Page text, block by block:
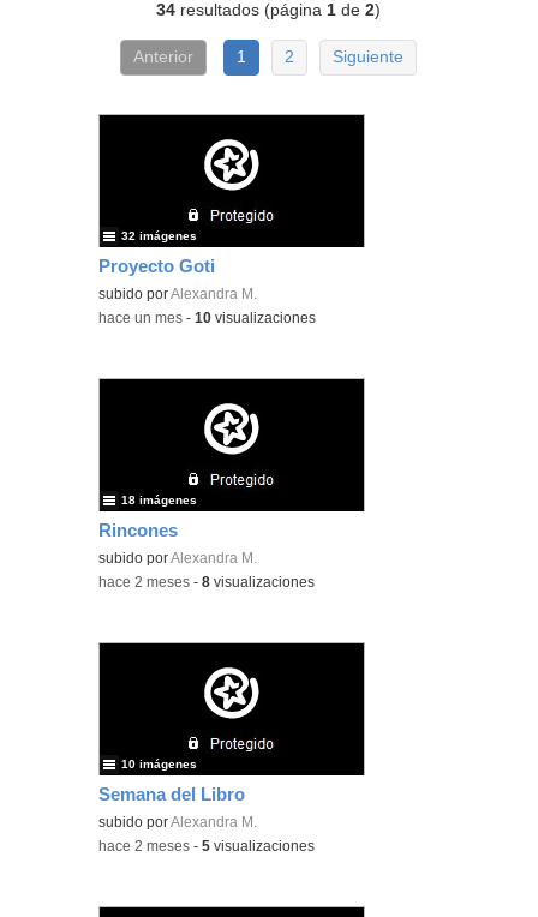
34 resultados (página1 de2)
Anterior 1 2 Siguiente
Proyecto Goti
subido porAlexandra M.
32 imágenes
-hace un mes -10 visualizaciones
Rincones
subido porAlexandra M.
18 imágenes
-hace 2 meses -8 visualizaciones
Semana del Libro
subido porAlexandra M.
10 imágenes
-hace 2 meses -5 visualizaciones